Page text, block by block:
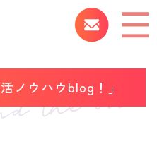
ノウハウblog！」